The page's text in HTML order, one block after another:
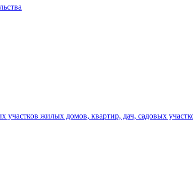
жилых домов, квартир, дач, садовых